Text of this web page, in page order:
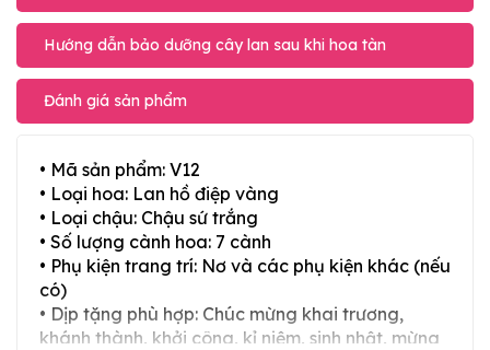
Hướng dẫn bảo dưỡng cây lan sau khi hoa tàn
Đánh giá sản phẩm
• Mã sản phẩm: V12
• Loại hoa: Lan hồ điệp vàng
• Loại chậu: Chậu sứ trắng
• Số lượng cành hoa: 7 cành
• Phụ kiện trang trí: Nơ và các phụ kiện khác (nếu
có)
• Dịp tặng phù hợp: Chúc mừng khai trương,
khánh thành, khởi công, kỉ niệm, sinh nhật, mừng